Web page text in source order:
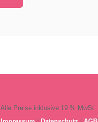
Alle Preise inklusive 19 % MwSt.